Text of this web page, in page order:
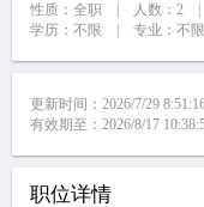
性质：全职 | 人数：2 |
学历：不限 | 专业：不限
更新时间：2026/7/29
有效期至：2026/8/17
职位详情